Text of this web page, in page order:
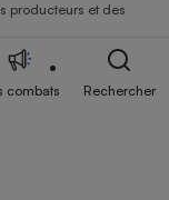
producteurs et des
combats Rechercher